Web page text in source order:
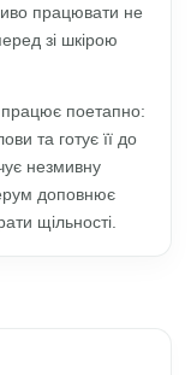
працювати не
зі шкірою
поетапно:
та готує її до
незмивну
доповнює
щільності.